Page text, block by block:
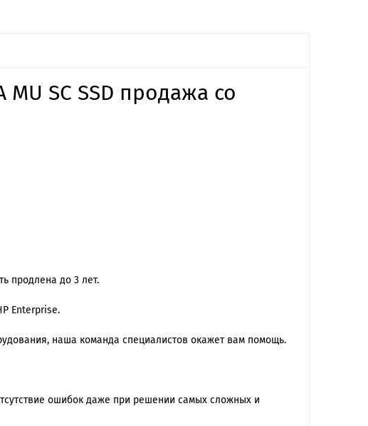
MU SC SSD продажа со
продлена до 3 лет.
Enterprise.
наша команда специалиcтов окажет вам помощь.
ошибок даже при решении самых сложных и